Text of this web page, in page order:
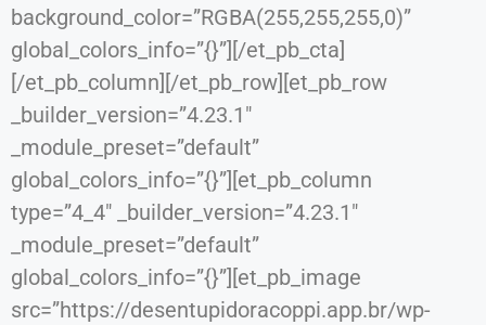
background_color=”RGBA(255,255,255,0)”
global_colors_info=”{}”][/et_pb_cta]
[/et_pb_column][/et_pb_row][et_pb_row
_builder_version=”4.23.1″
_module_preset=”default”
global_colors_info=”{}”][et_pb_column
type=”4_4″ _builder_version=”4.23.1″
_module_preset=”default”
global_colors_info=”{}”][et_pb_image
src=”https://desentupidoracoppi.app.br/wp-